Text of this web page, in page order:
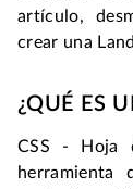
artículo,
crear una
¿QUÉ ES
CSS - Hoja
herramienta